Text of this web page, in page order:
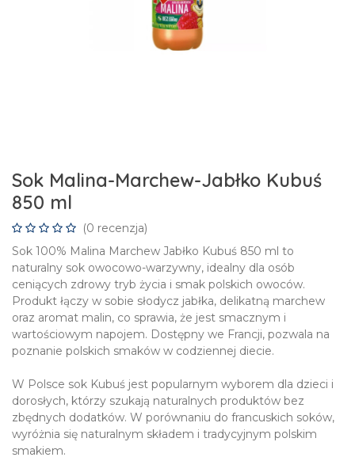
Sok Malina-Marchew-Jabłko Kubuś
850 ml
(0 recenzja)
Sok 100% Malina Marchew Jabłko Kubuś 850 ml to
naturalny sok owocowo-warzywny, idealny dla osób
ceniących zdrowy tryb życia i smak polskich owoców.
Produkt łączy w sobie słodycz jabłka, delikatną marchew
oraz aromat malin, co sprawia, że jest smacznym i
wartościowym napojem. Dostępny we Francji, pozwala na
poznanie polskich smaków w codziennej diecie.
W Polsce sok Kubuś jest popularnym wyborem dla dzieci i
dorosłych, którzy szukają naturalnych produktów bez
zbędnych dodatków. W porównaniu do francuskich soków,
wyróżnia się naturalnym składem i tradycyjnym polskim
smakiem.